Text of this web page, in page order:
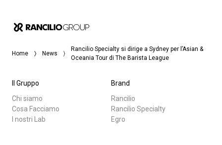
Home News
Rancilio Specialty si dirige a Sydney per l’Asian &
Oceania Tour di The Barista League
Il Gruppo
Chi siamo
Cosa Facciamo
I nostri Lab
Brand
Rancilio
Rancilio Specialty
Egro